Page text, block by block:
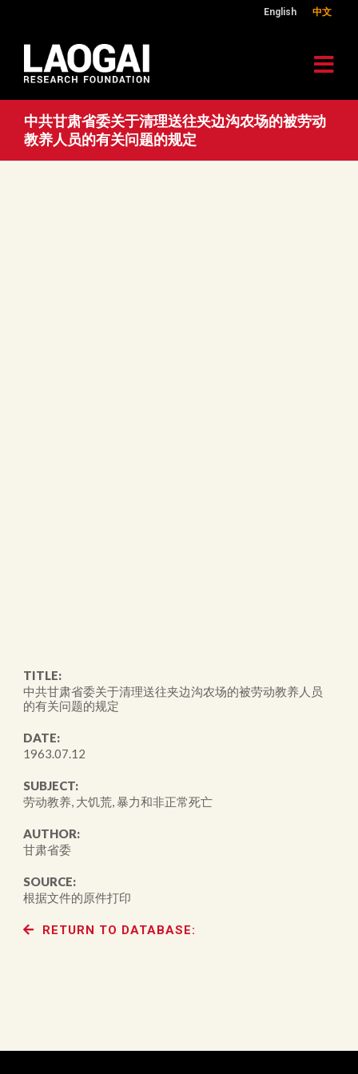
English 中文
中共甘肃省委关于清理送往夹边沟农场的被劳动
教养人员的有关问题的规定
TITLE:
中共甘肃省委关于清理送往夹边沟农场的被劳动教养人员
的有关问题的规定
DATE:
1963.07.12
SUBJECT:
劳动教养, 大饥荒, 暴力和非正常死亡
AUTHOR:
甘肃省委
SOURCE:
根据文件的原件打印
RETURN TO DATABASE: